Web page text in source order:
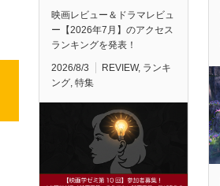
映画レビュー＆ドラマレビュ
ー【2026年7月】のアクセス
ランキングを発表！
2026/8/3 REVIEW, ランキ
ング, 特集